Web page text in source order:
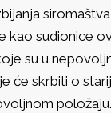
kao sudionice
su u
će skrbiti o
položaju.